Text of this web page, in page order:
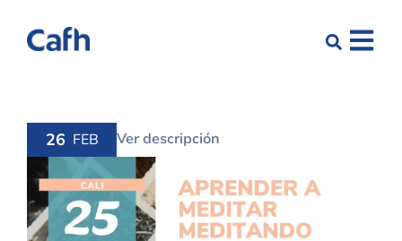
26 FEB Ver descripción